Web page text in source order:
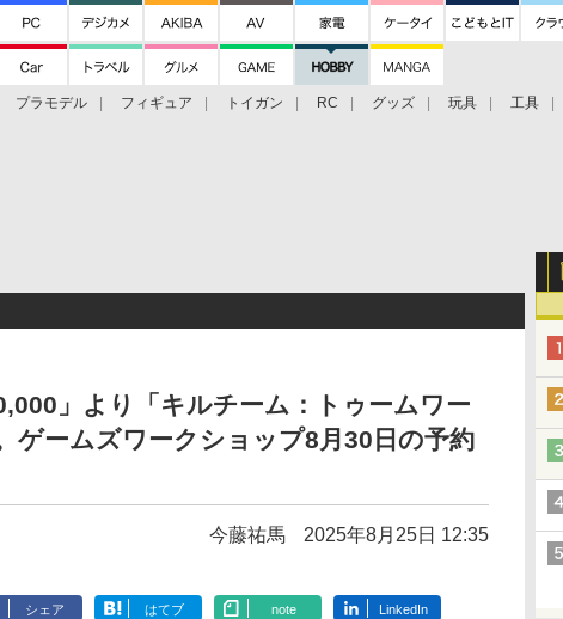
プラモデル フィギュア トイガン RC グッズ 玩具 工具
」より「キルチーム：トゥームワー
ゲームズワークショップ8月30日の予約
今藤祐馬 2025年8月25日 12:35
シェア はてブ note LinkedIn